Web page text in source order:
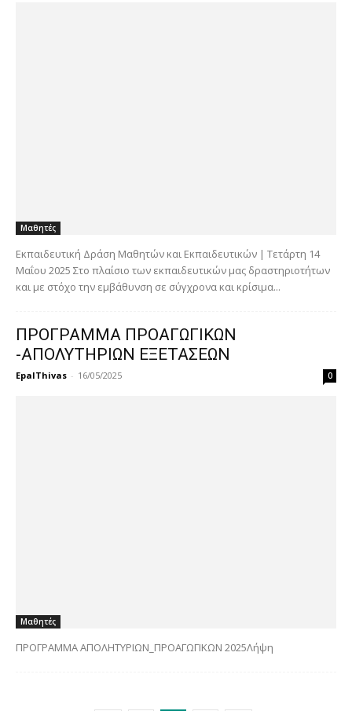
Μαθητές
Εκπαιδευτική Δράση Μαθητών και Εκπαιδευτικών | Τετάρτη 14
Μαΐου 2025 Στο πλαίσιο των εκπαιδευτικών μας δραστηριοτήτων
και με στόχο την εμβάθυνση σε σύγχρονα και κρίσιμα...
ΠΡΟΓΡΑΜΜΑ ΠΡΟΑΓΩΓΙΚΩΝ
-ΑΠΟΛΥΤΗΡΙΩΝ ΕΞΕΤΑΣΕΩΝ
EpalThivas - 16/05/2025 0
Μαθητές
ΠΡΟΓΡΑΜΜΑ ΑΠΟΛΗΤΥΡΙΩΝ_ΠΡΟΑΓΩΓΙΚΩΝ 2025Λήψη